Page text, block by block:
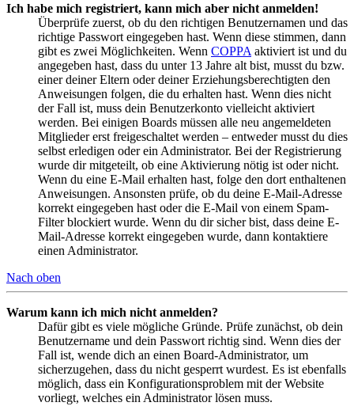
Ich habe mich registriert, kann mich aber nicht anmelden!
Überprüfe zuerst, ob du den richtigen Benutzernamen und das
richtige Passwort eingegeben hast. Wenn diese stimmen, dann
gibt es zwei Möglichkeiten. Wenn COPPA aktiviert ist und du
angegeben hast, dass du unter 13 Jahre alt bist, musst du bzw.
einer deiner Eltern oder deiner Erziehungsberechtigten den
Anweisungen folgen, die du erhalten hast. Wenn dies nicht
der Fall ist, muss dein Benutzerkonto vielleicht aktiviert
werden. Bei einigen Boards müssen alle neu angemeldeten
Mitglieder erst freigeschaltet werden – entweder musst du dies
selbst erledigen oder ein Administrator. Bei der Registrierung
wurde dir mitgeteilt, ob eine Aktivierung nötig ist oder nicht.
Wenn du eine E-Mail erhalten hast, folge den dort enthaltenen
Anweisungen. Ansonsten prüfe, ob du deine E-Mail-Adresse
korrekt eingegeben hast oder die E-Mail von einem Spam-
Filter blockiert wurde. Wenn du dir sicher bist, dass deine E-
Mail-Adresse korrekt eingegeben wurde, dann kontaktiere
einen Administrator.
Nach oben
Warum kann ich mich nicht anmelden?
Dafür gibt es viele mögliche Gründe. Prüfe zunächst, ob dein
Benutzername und dein Passwort richtig sind. Wenn dies der
Fall ist, wende dich an einen Board-Administrator, um
sicherzugehen, dass du nicht gesperrt wurdest. Es ist ebenfalls
möglich, dass ein Konfigurationsproblem mit der Website
vorliegt, welches ein Administrator lösen muss.